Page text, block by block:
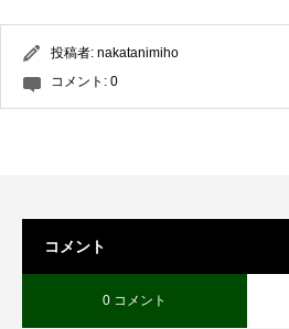
投稿者: nakatanimiho
コメント: 0
コメント
0 コメント